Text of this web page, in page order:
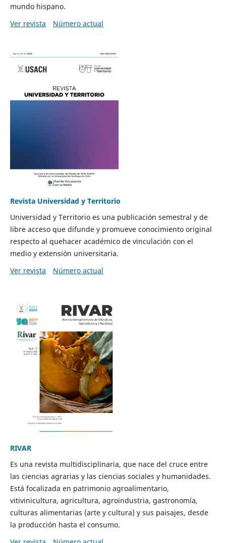
mundo hispano.
Ver revista
Número actual
Revista Universidad y Territorio
Universidad y Territorio es una publicación semestral y de
libre acceso que difunde y promueve conocimiento original
respecto al quehacer académico de vinculación con el
medio y extensión universitaria.
Ver revista
Número actual
RIVAR
Es una revista multidisciplinaria, que nace del cruce entre
las ciencias agrarias y las ciencias sociales y humanidades.
Está focalizada en patrimonio agroalimentario,
vitivinicultura, agricultura, agroindustria, gastronomía,
culturas alimentarias (arte y cultura) y sus paisajes, desde
la producción hasta el consumo.